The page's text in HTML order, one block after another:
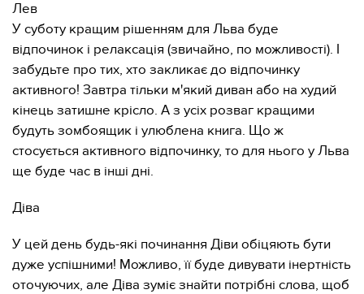
Лев
У суботу кращим рішенням для Льва буде
відпочинок і релаксація (звичайно, по можливості). І
забудьте про тих, хто закликає до відпочинку
активного! Завтра тільки м'який диван або на худий
кінець затишне крісло. А з усіх розваг кращими
будуть зомбоящик і улюблена книга. Що ж
стосується активного відпочинку, то для нього у Льва
ще буде час в інші дні.
Діва
У цей день будь-які починання Діви обіцяють бути
дуже успішними! Можливо, її буде дивувати інертність
оточуючих, але Діва зуміє знайти потрібні слова, щоб